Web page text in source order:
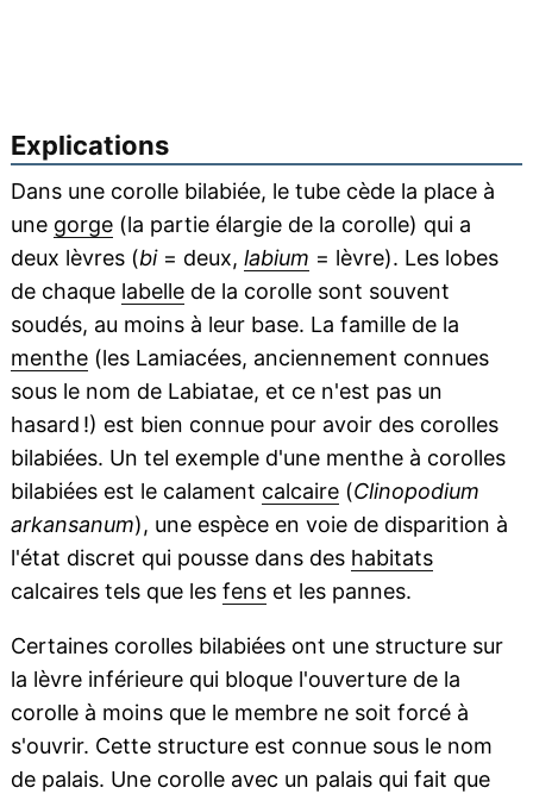
Explications
Dans une corolle bilabiée, le tube cède la place à
une gorge(la partie élargie de la corolle) qui a
deux lèvres (bi= deux, labium = lèvre). Les lobes
de chaque labellede la corolle sont souvent
soudés, au moins à leur base. La famille de la
menthe(les Lamiacées, anciennement connues
sous le nom de Labiatae, et ce n'est pas un
hasard !) est bien connue pour avoir des corolles
bilabiées. Un tel exemple d'une menthe à corolles
bilabiées est le calament calcaire(Clinopodium
arkansanum), une espèce en voie de disparition à
l'état discret qui pousse dans des habitats
calcaires tels que les fenset les pannes.
Certaines corolles bilabiées ont une structure sur
la lèvre inférieure qui bloque l'ouverture de la
corolle à moins que le membre ne soit forcé à
s'ouvrir. Cette structure est connue sous le nom
de palais. Une corolle avec un palais qui fait que